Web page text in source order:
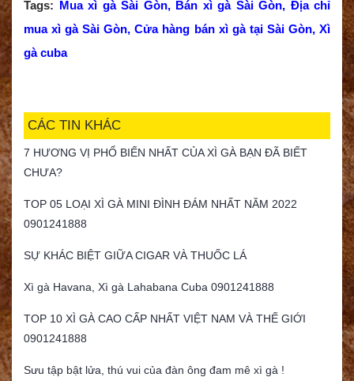
Tags: Mua xì gà Sài Gòn, Bán xì gà Sài Gòn, Địa chỉ
mua xì gà Sài Gòn,Cửa hàng bán xì gà tại Sài Gòn,Xì
gà cuba
CÁC TIN KHÁC
7 HƯƠNG VỊ PHỔ BIẾN NHẤT CỦA XÌ GÀ BẠN ĐÃ BIẾT
CHƯA?
TOP 05 LOẠI XÌ GÀ MINI ĐÌNH ĐÁM NHẤT NĂM 2022
0901241888
SỰ KHÁC BIỆT GIỮA CIGAR VÀ THUỐC LÁ
Xì gà Havana, Xì gà Lahabana Cuba 0901241888
TOP 10 XÌ GÀ CAO CẤP NHẤT VIỆT NAM VÀ THẾ GIỚI
0901241888
Sưu tập bật lửa, thú vui của đàn ông đam mê xì gà !